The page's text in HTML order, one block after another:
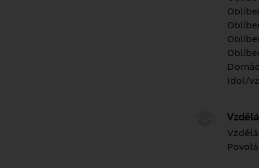
Idol/